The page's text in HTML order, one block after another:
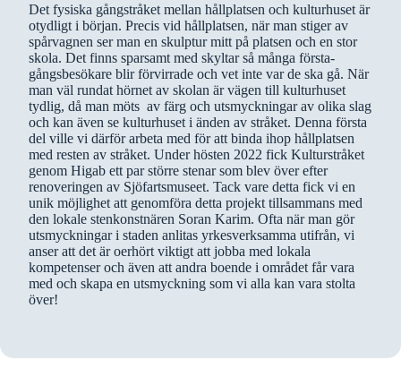
Det fysiska gångstråket mellan hållplatsen och kulturhuset är
otydligt i början. Precis vid hållplatsen, när man stiger av
spårvagnen ser man en skulptur mitt på platsen och en stor
skola. Det finns sparsamt med skyltar så många första-
gångsbesökare blir förvirrade och vet inte var de ska gå. När
man väl rundat hörnet av skolan är vägen till kulturhuset
tydlig, då man möts av färg och utsmyckningar av olika slag
och kan även se kulturhuset i änden av stråket. Denna första
del ville vi därför arbeta med för att binda ihop hållplatsen
med resten av stråket. Under hösten 2022 fick Kulturstråket
genom Higab ett par större stenar som blev över efter
renoveringen av Sjöfartsmuseet. Tack vare detta fick vi en
unik möjlighet att genomföra detta projekt tillsammans med
den lokale stenkonstnären Soran Karim. Ofta när man gör
utsmyckningar i staden anlitas yrkesverksamma utifrån, vi
anser att det är oerhört viktigt att jobba med lokala
kompetenser och även att andra boende i området får vara
med och skapa en utsmyckning som vi alla kan vara stolta
över!